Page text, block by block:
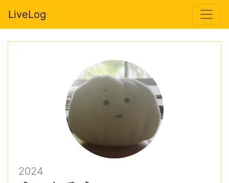
LiveLog
2024